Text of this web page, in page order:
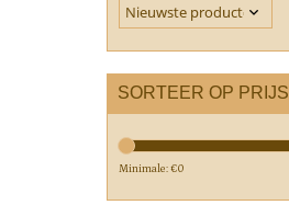
SORTEER OP PRIJS
Minimale: €0